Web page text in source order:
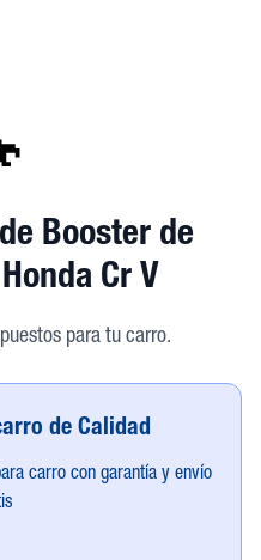
Booster de
Cr V
para tu carro.
de Calidad
carro con garantía y envío